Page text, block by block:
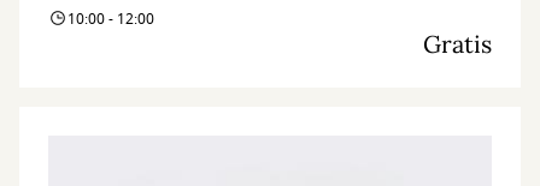
10:00 - 12:00
Gratis